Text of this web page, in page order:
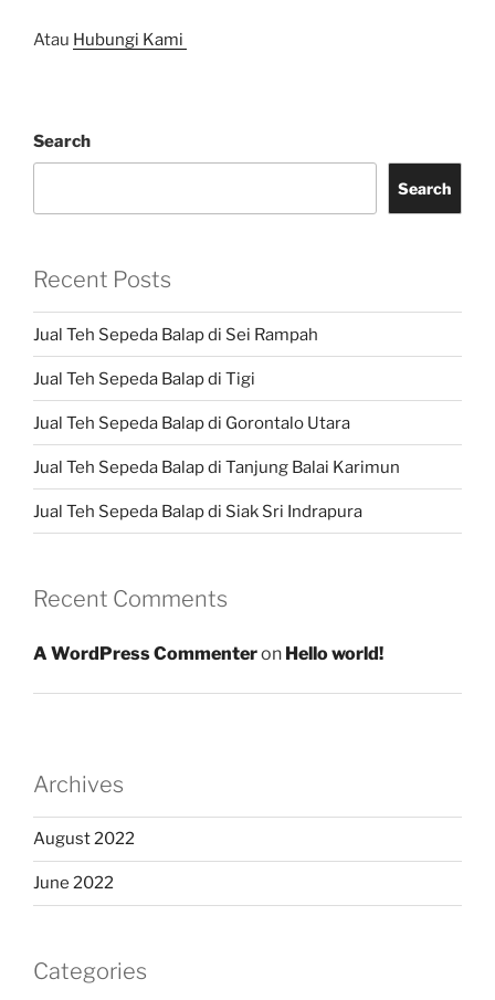
Atau Hubungi Kami
Search
Search
Recent Posts
Jual Teh Sepeda Balap di Sei Rampah
Jual Teh Sepeda Balap di Tigi
Jual Teh Sepeda Balap di Gorontalo Utara
Jual Teh Sepeda Balap di Tanjung Balai Karimun
Jual Teh Sepeda Balap di Siak Sri Indrapura
Recent Comments
A WordPress Commenteron Hello world!
Archives
August 2022
June 2022
Categories